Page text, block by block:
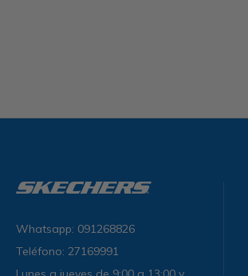
Whatsapp: 091268826
Teléfono: 27169991